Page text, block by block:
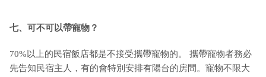
七、可不可以帶寵物？
70%以上的民宿飯店都是不接受攜帶寵物的。 攜帶寵物者務必
先告知民宿主人，有的會特別安排有陽台的房間。寵物不限大